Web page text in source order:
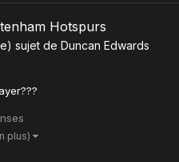
Hotspurs
sujet de Duncan Edwards
plus)